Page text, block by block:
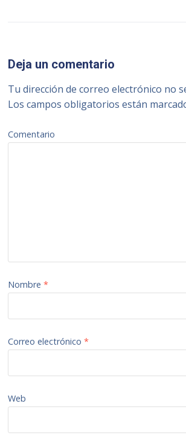
Deja un comentario
Tu dirección de correo electrónico no
Los campos obligatorios están
Comentario
Nombre*
Correo electrónico*
Web